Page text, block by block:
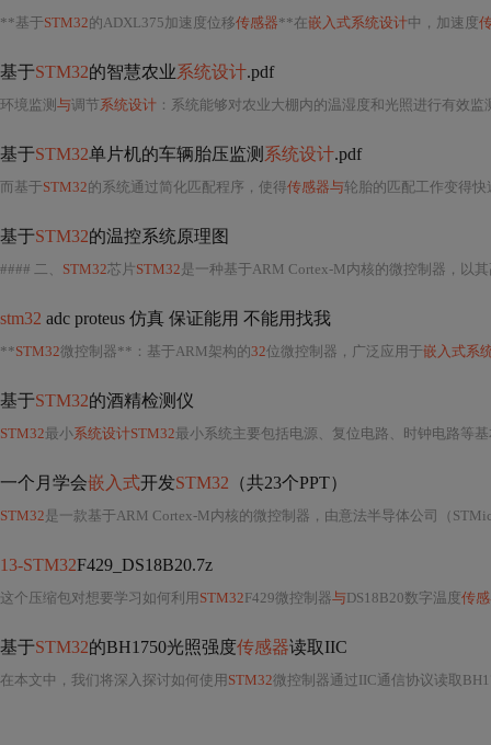
**基于STM32的ADXL375加速度位移传感器**在嵌入式系统设计中，加速度
基于STM32的智慧农业系统设计.pdf
环境监测 与调节系统设计 ：系统能够对农业大棚内的温湿度和光照进行有效监
基于STM32单片机的车辆胎压监测 系统设计.pdf
而基于STM32的系统通过简化匹配程序，使得传感器与轮胎的匹配工作变得快速简便
基于STM32的温控系统原理图
#### 二、 STM32芯片STM32是一种基于ARM Cortex-M内核的微控制器，以其高性能、
stm32 adc proteus 仿真 保证能用 不能用找我
**STM32微控制器**：基于ARM架构的32位微控制器，广泛应用于嵌入式系
基于STM32的酒精检测仪
STM32最小系统设计STM32最小系统主要包括电源、复位电路、时钟电路等
一个月学会嵌入式开发STM32 （共23个PPT）
STM32是一款基于ARM Cortex-M内核的微控制器，由意法半导体公司（
13-STM32F429_DS18B20.7z
这个压缩包对想要学习如何利用 STM32F429微控制器与DS18B20数字温度传
基于STM32的BH1750光照强度传感器读取IIC
在本文中，我们将深入探讨如何使用 STM32微控制器通过IIC通信协议读取